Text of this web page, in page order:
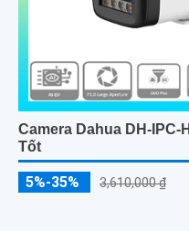
Camera Dahua DH-IPC-
Tốt
5%-35% 3,610,000 ₫